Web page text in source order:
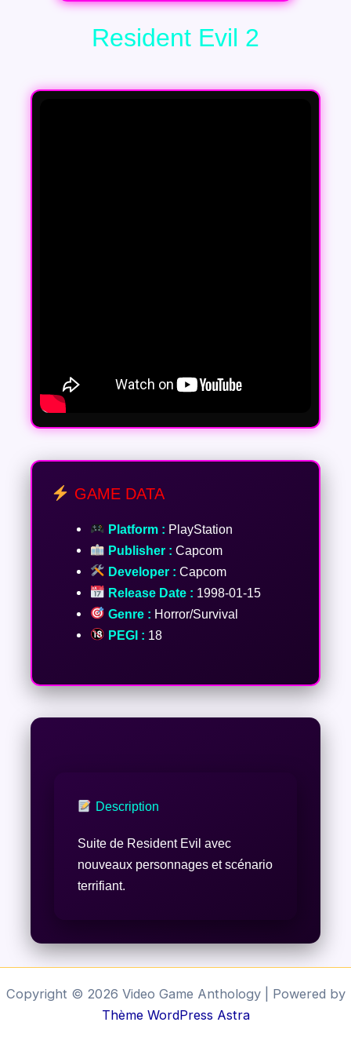
Resident Evil 2
GAME DATA
Platform : PlayStation
Publisher : Capcom
Developer : Capcom
Release Date : 1998-01-15
Genre : Horror/Survival
PEGI : 18
Description
Suite de Resident Evil avec
nouveaux personnages et scénario
terrifiant.
Copyright © 2026 Video Game Anthology | Powered by
Thème WordPress Astra